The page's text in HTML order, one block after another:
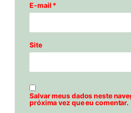
E-mail *
Site
Salvar meus dados neste
próxima vez que eu comentar.